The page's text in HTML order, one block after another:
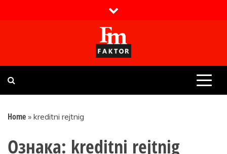
Faktor magazin
Uvijek presudan
Home » kreditni rejtnig
Ознака: kreditni rejtnig